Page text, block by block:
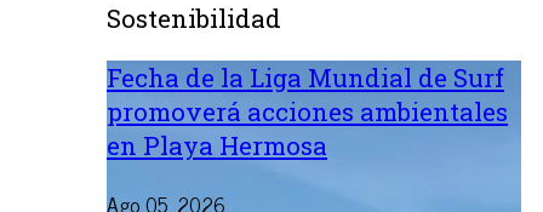
Sostenibilidad
Fecha de la Liga Mundial de Surf
promoverá acciones ambientales
en Playa Hermosa
Ago 05, 2026